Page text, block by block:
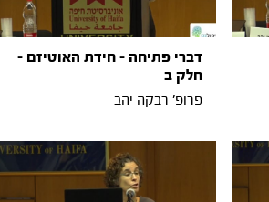
דברי פתיחה - חידת האוטיזם -
חלק ב
פרופ' רבקה יהב